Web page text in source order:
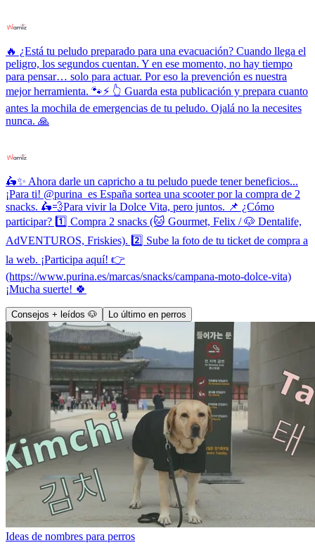
🔥 ¿Está tu peludo preparado para una evacuación? Cuando llega el
peligro, los segundos cuentan. Y en ese momento, no hay tiempo
para pensar… solo para actuar. Por eso la prevención es nuestra
mejor herramienta. 🐾⚡ 👆 Guarda esta publicación y prepara cuanto
antes la mochila de emergencias de tu peludo. Ojalá no la necesites
nunca. 🙏
🛵✨ Ahora darle un capricho a tu peludo puede tener beneficios...
¡Para ti! @purina_es España sortea una scooter por la compra de 2
snacks. 🛵💨Para vivir la Dolce Vita, pero juntos. 📌 ¿Cómo
participar? 1️⃣ Compra 2 snacks (🐱 Gourmet, Felix / 🐶 Dentalife,
AdVENTUROS, Friskies). 2️⃣ Sube la foto de tu ticket de compra a
la web. ¡Participa aquí! 👉
(https://www.purina.es/marcas/snacks/campana-moto-dolce-vita)
¡Mucha suerte! 🍀
Consejos + leídos 🐶 Lo último en perros
Ideas de nombres para perros